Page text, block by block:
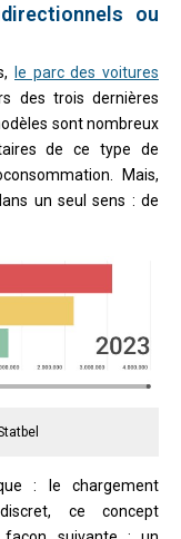
ou
le parc des voitures
des trois dernières
sont nombreux
de ce type de
Mais,
un seul sens : de
: le chargement
ce concept